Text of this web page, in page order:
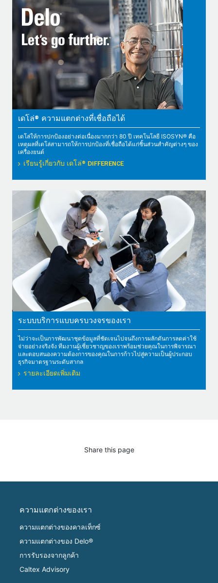
เดโล่® ความแตกต่างที่เชื่อถือได้
เดโล่ให้การปกป้องอย่างต่อเนื่องมากกว่า 80 ปี เทคโนโลยี ISOSYN® คือ
เหตุผลที่เดโล่สามารถให้การปกป้องที่เชื่อถือได้แก่ชิ้นส่วนสำคัญต่างๆ ของ
เครื่องยนต์
เรียนรู้เกี่ยวกับ เดโล่® DIFFERENCE
ระบบบริการแบบครบวงจรของเรา
ไม่ว่าจะเป็นการพัฒนาชุดข้อมูลที่ชัดเจนไปจนถึงการผลักดันการลดค่าใช้
จ่ายอย่างจริงจัง ทีมงานผู้เชี่ยวชาญของเราพร้อมช่วยคุณในการพิจารณา
และตอบสนองความต้องการของคุณในการก้าวไปสู่ความเป็นผู้ประกอบ
ธุรกิจมาตรฐานระดับสากล
รายละเอียดเพิ่มเติม
Share this page
ความแตกต่างของเรา
ความแตกต่างของคาลเท็กซ์
ความแตกต่างของ Delo®
การรับรองจากลูกค้า
Caltex Advisory